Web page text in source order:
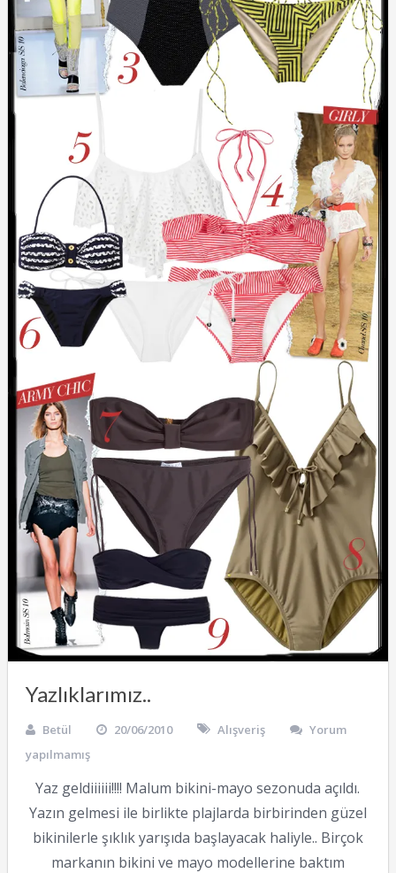
Yazlıklarımız..
Betül 20/06/2010 Alışveriş
Yorum
yapılmamış
Yaz geldiiiiii!!!! Malum bikini-mayo sezonuda açıldı.
Yazın gelmesi ile birlikte plajlarda birbirinden güzel
bikinilerle şıklık yarışıda başlayacak haliyle.. Birçok
markanın bikini ve mayo modellerine baktım